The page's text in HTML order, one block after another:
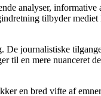
analyser,
tilbyder
journalistiske
til en mere nuanceret
en bred vifte af